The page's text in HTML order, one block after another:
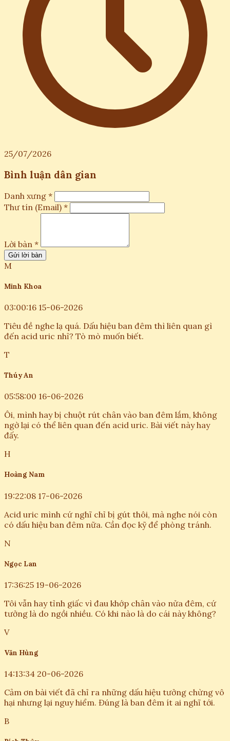
25/07/2026
Bình luận dân gian
Danh xưng *
Thư tín (Email) *
Lời bàn *
Gửi lời bàn
M
Minh Khoa
03:00:16 15-06-2026
Tiêu đề nghe lạ quá. Dấu hiệu ban đêm thì liên quan gì
đến acid uric nhỉ? Tò mò muốn biết.
T
Thúy An
05:58:00 16-06-2026
Ôi, mình hay bị chuột rút chân vào ban đêm lắm, không
ngờ lại có thể liên quan đến acid uric. Bài viết này hay
đấy.
H
Hoàng Nam
19:22:08 17-06-2026
Acid uric mình cứ nghĩ chỉ bị gút thôi, mà nghe nói còn
có dấu hiệu ban đêm nữa. Cần đọc kỹ để phòng tránh.
N
Ngọc Lan
17:36:25 19-06-2026
Tôi vẫn hay tỉnh giấc vì đau khớp chân vào nửa đêm, cứ
tưởng là do ngồi nhiều. Có khi nào là do cái này không?
V
Văn Hùng
14:13:34 20-06-2026
Cảm ơn bài viết đã chỉ ra những dấu hiệu tưởng chừng vô
hại nhưng lại nguy hiểm. Đúng là ban đêm ít ai nghĩ tới.
B